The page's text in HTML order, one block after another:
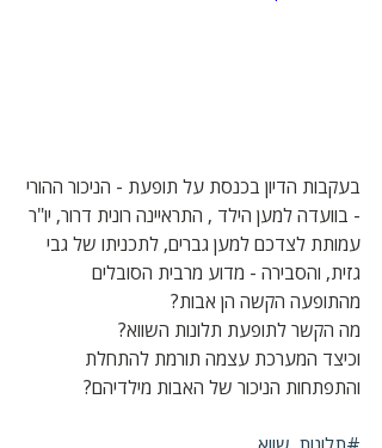
בעקבות הדיון בכנסת על תופעת - הניכור ההורי
- בוועדה למען הילד , התראיינה רונית דרור, יו"ר
עמותת לצדכם למען גברים, לתכניתו של גבי
גזית, והסבירה - מדוע מרבית הסובלים
מהתופעה הקשה הן אבות?
מה הקשר לתופעת תלונות השווא?
וכיצד המערכת עצמה תורמת להתחלת
והתפתחות הניכור של האבות מילדיהם?